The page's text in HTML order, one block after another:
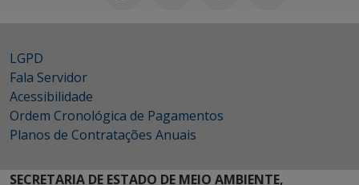
LGPD
Fala Servidor
Acessibilidade
Ordem Cronológica de Pagamentos
Planos de Contratações Anuais
SECRETARIA DE ESTADO DE MEIO AMBIENTE,